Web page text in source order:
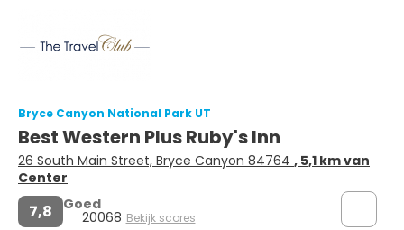
Bryce Canyon National Park UT
Best Western Plus Ruby's Inn
26 South Main Street, Bryce Canyon 84764 , 5,1 km van
Center
7,8 Goed
20068 Bekijk scores